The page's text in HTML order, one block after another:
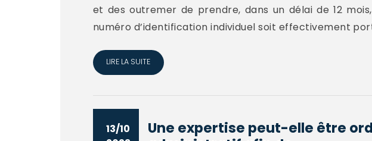
et des outremer de prendre, dans un délai de 12
numéro d’identification individuel soit effectivement
LIRE LA SUITE
13/10
Une expertise peut-elle être